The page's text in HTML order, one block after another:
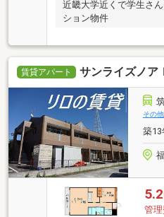
近畿大学近くで学生さ
ション物件
賃貸アパート サンライズノア
その
築13
管理